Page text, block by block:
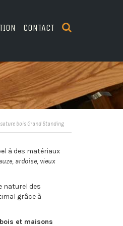
CONTACT
bois Grand Standing
à des matériaux
ardoise, vieux
naturel des
grâce à
et maisons